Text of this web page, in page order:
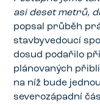
asi deset metrů,
popsal průběh
stavbyvedoucí
dosud podařilo
plánovaných
na níž bude
severozápadní